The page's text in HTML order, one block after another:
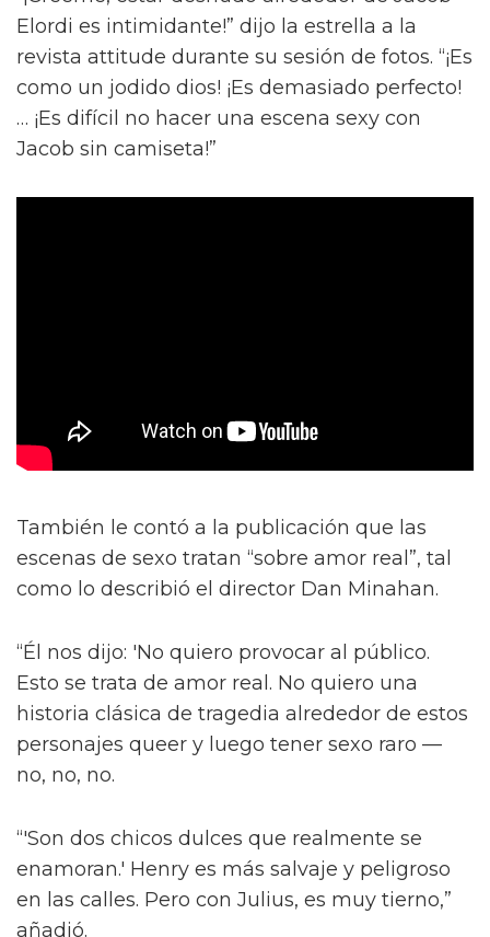
Elordi es intimidante!” dijo la estrella a la
revista attitude durante su sesión de fotos. “¡Es
como un jodido dios! ¡Es demasiado perfecto!
… ¡Es difícil no hacer una escena sexy con
Jacob sin camiseta!”
También le contó a la publicación que las
escenas de sexo tratan “sobre amor real”, tal
como lo describió el director Dan Minahan.
“Él nos dijo: 'No quiero provocar al público.
Esto se trata de amor real. No quiero una
historia clásica de tragedia alrededor de estos
personajes queer y luego tener sexo raro —
no, no, no.
“'Son dos chicos dulces que realmente se
enamoran.' Henry es más salvaje y peligroso
en las calles. Pero con Julius, es muy tierno,”
añadió.